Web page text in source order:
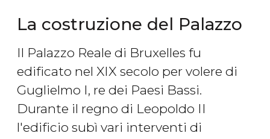
La costruzione del Palazzo
Il Palazzo Reale di Bruxelles fu
edificato nel XIX secolo per volere di
Guglielmo I, re dei Paesi Bassi.
Durante il regno di Leopoldo II
l'edificio subì vari interventi di